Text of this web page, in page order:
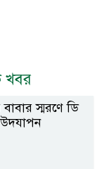
খবর
স্মরণে ডি